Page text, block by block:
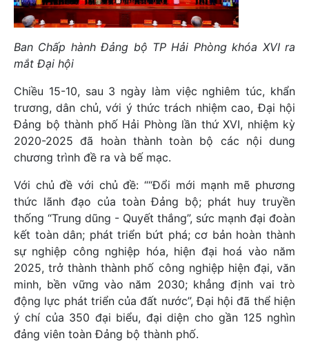
Ban Chấp hành Đảng bộ TP Hải Phòng khóa XVI ra
mắt Đại hội
Chiều 15-10, sau 3 ngày làm việc nghiêm túc, khẩn
trương, dân chủ, với ý thức trách nhiệm cao, Đại hội
Đảng bộ thành phố Hải Phòng lần thứ XVI, nhiệm kỳ
2020-2025 đã hoàn thành toàn bộ các nội dung
chương trình đề ra và bế mạc.
Với chủ đề với chủ đề: ““Đổi mới mạnh mẽ phương
thức lãnh đạo của toàn Đảng bộ; phát huy truyền
thống “Trung dũng - Quyết thắng”, sức mạnh đại đoàn
kết toàn dân; phát triển bứt phá; cơ bản hoàn thành
sự nghiệp công nghiệp hóa, hiện đại hoá vào năm
2025, trở thành thành phố công nghiệp hiện đại, văn
minh, bền vững vào năm 2030; khẳng định vai trò
động lực phát triển của đất nước”, Đại hội đã thể hiện
ý chí của 350 đại biểu, đại diện cho gần 125 nghìn
đảng viên toàn Đảng bộ thành phố.